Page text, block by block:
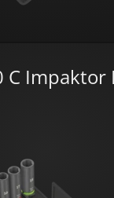
C Impaktor